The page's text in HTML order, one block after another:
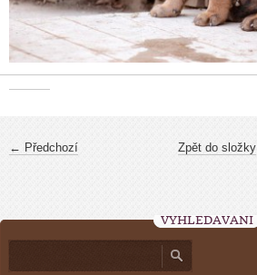
← Předchozí Zpět do složky
VYHLEDÁVÁNÍ